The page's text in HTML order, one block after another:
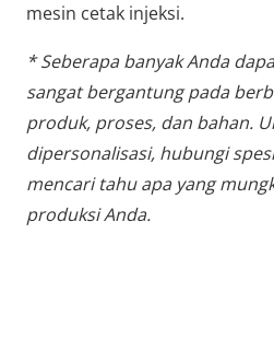
mesin cetak injeksi.
* Seberapa banyak Anda
sangat bergantung pada
produk, proses, dan bahan.
dipersonalisasi, hubungi
mencari tahu apa yang
produksi Anda.